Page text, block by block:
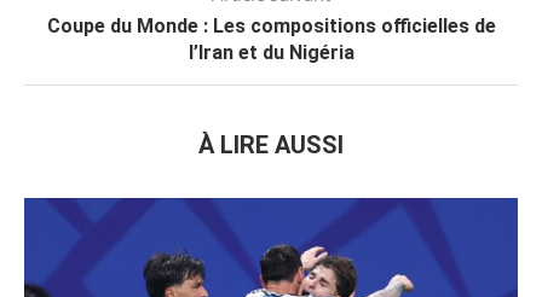
Coupe du Monde : Les compositions officielles de
l’Iran et du Nigéria
À LIRE AUSSI